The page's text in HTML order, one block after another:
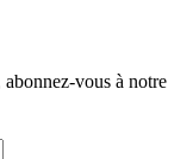
vous à notre